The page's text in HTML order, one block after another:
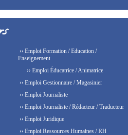
›› Emploi Formation / Education /
Enseignement
›› Emploi Éducatrice / Animatrice
›› Emploi Gestionnaire / Magasinier
›› Emploi Journaliste
›› Emploi Journaliste / Rédacteur / Traducteur
›› Emploi Juridique
›› Emploi Ressources Humaines / RH